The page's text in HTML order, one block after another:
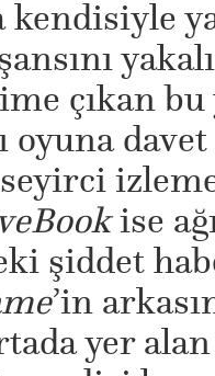
kendisiyle
çıkan
oyuna
ise
şiddet
’in
yer